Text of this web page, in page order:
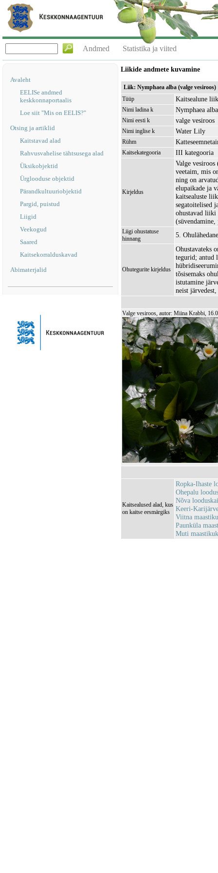
Andmed Statistika ja viited
Avaleht
EELISe andmed
keskkonnaportaalis
Loe siit "Mis on EELIS?"
Otsing ja artiklid
Kaitstavad alad
Rahvusvahelise tähtsusega alad
Üksikobjektid
Ürglooduse objektid
Pärandkultuuriobjektid
Pargid, puistud
Liigid
Veekogud
Saared
Kaitsekorralduskavad
Abimaterjalid
Liikide andmete kuvamine
Liik: Nymphaea alba (valge vesiroos)
Tüüp
Kaitsealune liik
Nimi ladina k Nymphaea alba
Nimi eesti k valge vesiroos
Nimi inglise k Water Lily
Rühm
Kaitsekategooria III kategooria
Kirjeldus
Valge vesiroos
veetaim, mis
ning on
elupaikade ja
kaitsealuste
segatoitelised
ohustavad liiki
Liigi ohustatuse
hinnang
5.
Ohutegurite kirjeldus
Ohustavateks
tegurid; antud
tõsisemaks
istutamine
neist
Valge vesiroos, autor: Miina Krabbi,
Kaitsealused alad, kus
on kaitse eesmärgiks
Ropka-Ihaste
Ohepalu
Nõva
Keeri-
Viitna
Paunküla
Muti